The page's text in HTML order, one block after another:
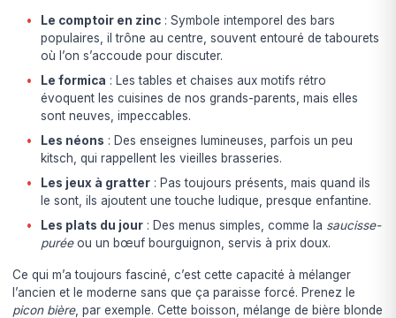
Le comptoir en zinc : Symbole intemporel des bars
populaires, il trône au centre, souvent entouré de tabourets
où l’on s’accoude pour discuter.
Le formica : Les tables et chaises aux motifs rétro
évoquent les cuisines de nos grands-parents, mais elles
sont neuves, impeccables.
Les néons : Des enseignes lumineuses, parfois un peu
kitsch, qui rappellent les vieilles brasseries.
Les jeux à gratter : Pas toujours présents, mais quand ils
le sont, ils ajoutent une touche ludique, presque enfantine.
Les plats du jour : Des menus simples, comme la saucisse-
puréeou un bœuf bourguignon, servis à prix doux.
Ce qui m’a toujours fasciné, c’est cette capacité à mélanger
l’ancien et le moderne sans que ça paraisse forcé. Prenez le
picon bière, par exemple. Cette boisson, mélange de bière blonde